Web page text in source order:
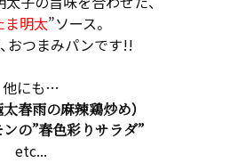
ま明太”ソース。
おつまみパンです!!
他にも…
春雨の麻辣鶏炒め）
の”春色彩りサラダ”
etc...